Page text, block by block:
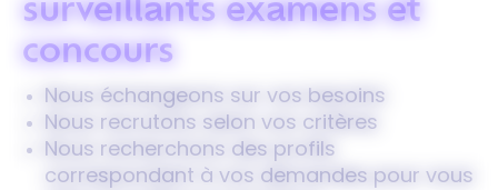
surveillants examens et
concours
Nous échangeons sur vos besoins
Nous recrutons selon vos critères
Nous recherchons des profils
correspondant à vos demandes pour vous